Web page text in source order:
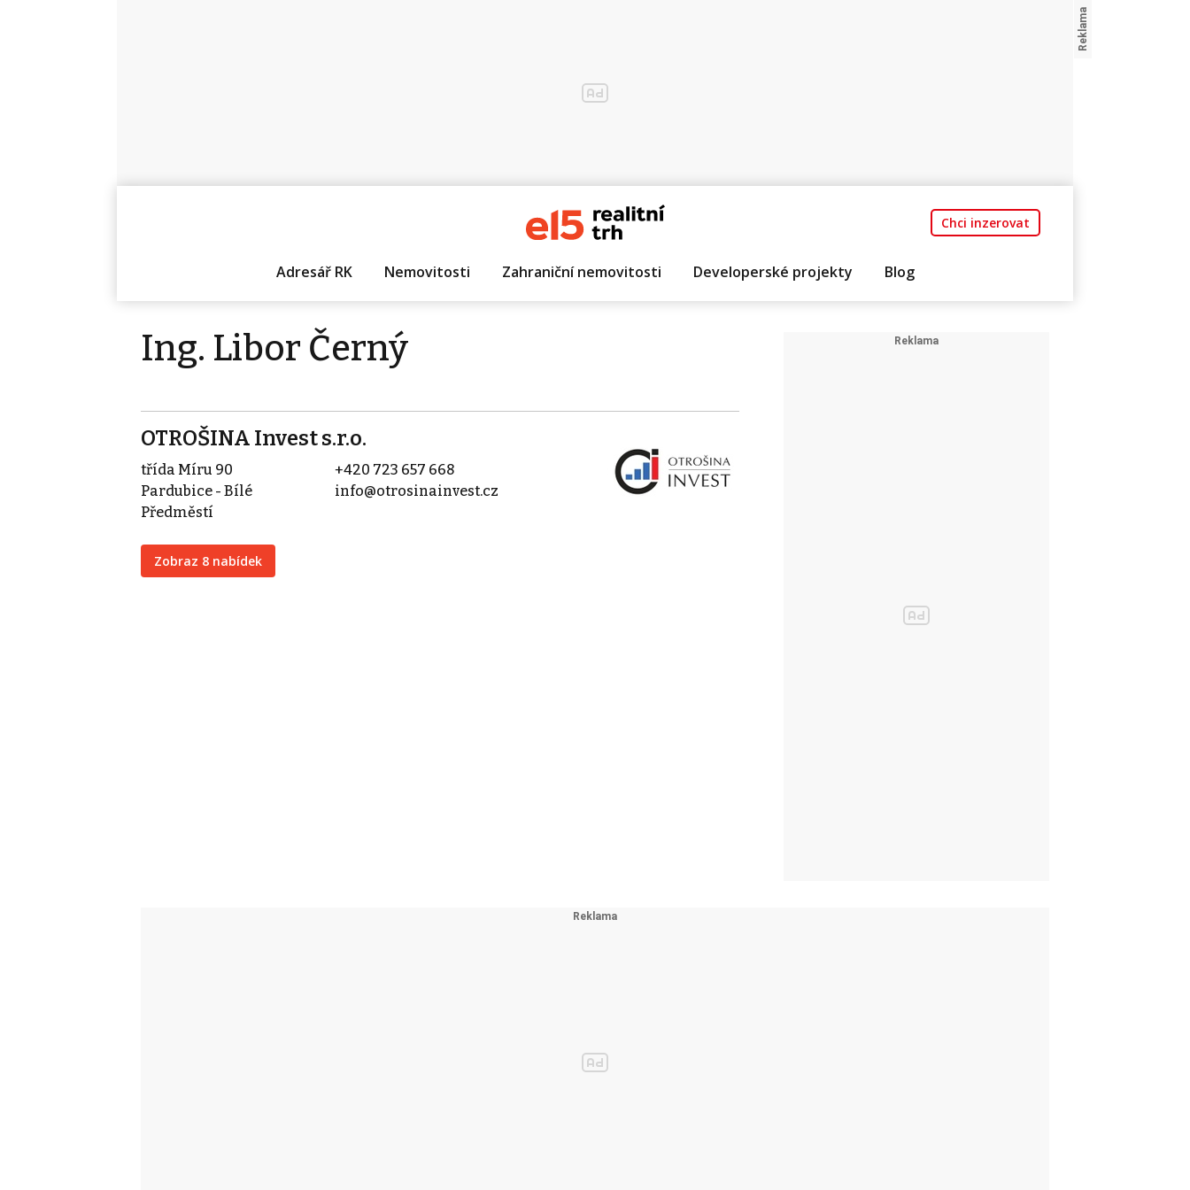
Chci inzerovat
Adresář RK Nemovitosti Zahraniční nemovitosti Developerské projekty Blog
Ing. Libor Černý
OTROŠINA Invest s.r.o.
třída Míru 90
Pardubice - Bílé
Předměstí
Zobraz 8 nabídek
+420 723 657 668
info@otrosinainvest.cz